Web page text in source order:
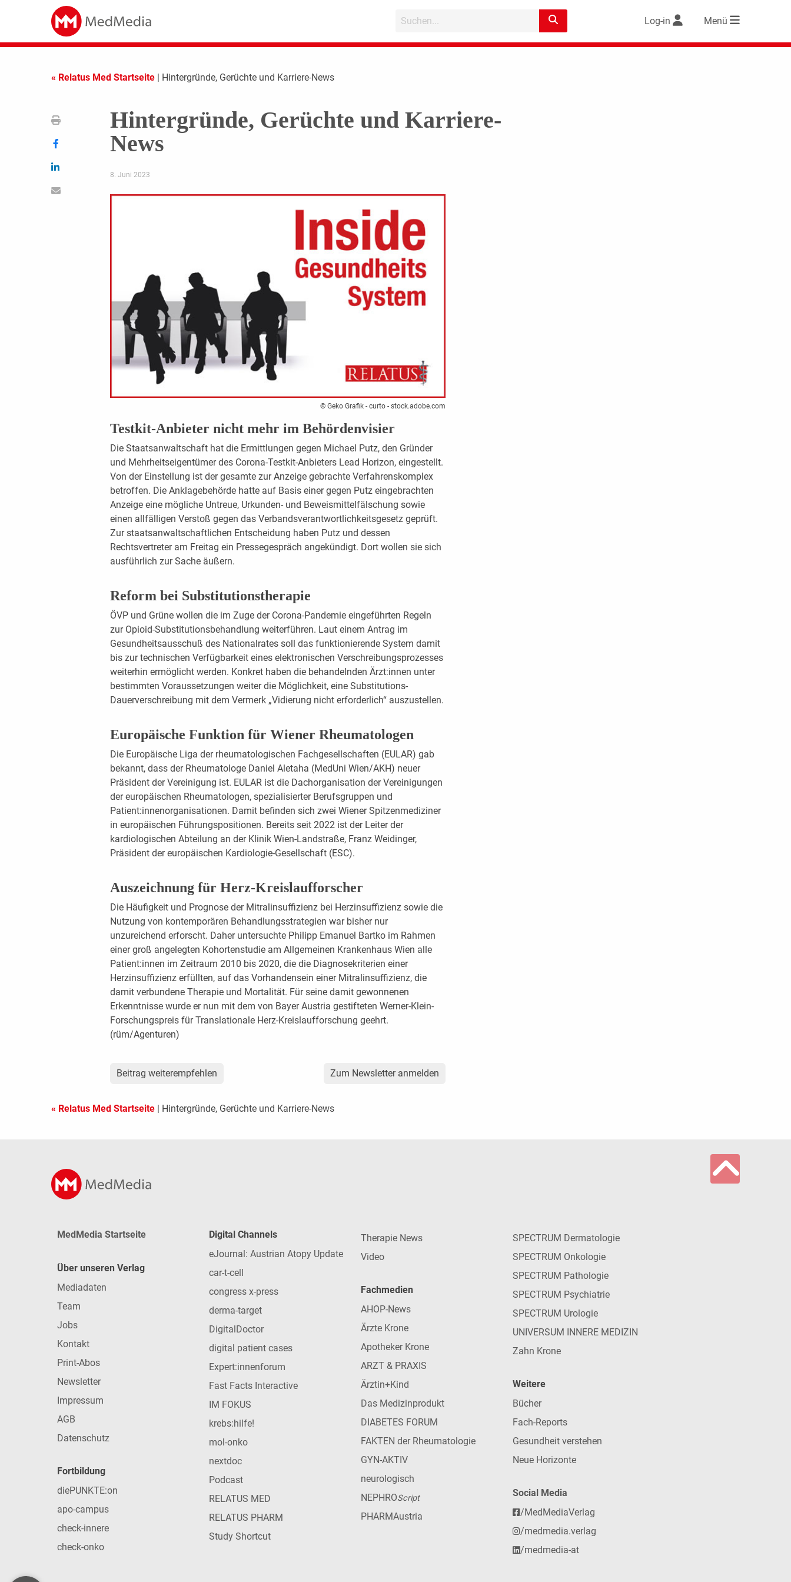
Log-in Menü
« Relatus Med Startseite | Hintergründe, Gerüchte und Karriere-News
Hintergründe, Gerüchte und Karriere-
News
8. Juni 2023
© Geko Grafik - curto - stock.adobe.com
Testkit-Anbieter nicht mehr im Behördenvisier
Die Staatsanwaltschaft hat die Ermittlungen gegen Michael Putz, den Gründer
und Mehrheitseigentümer des Corona-Testkit-Anbieters Lead Horizon, eingestellt.
Von der Einstellung ist der gesamte zur Anzeige gebrachte Verfahrenskomplex
betroffen. Die Anklagebehörde hatte auf Basis einer gegen Putz eingebrachten
Anzeige eine mögliche Untreue, Urkunden- und Beweismittelfälschung sowie
einen allfälligen Verstoß gegen das Verbandsverantwortlichkeitsgesetz geprüft.
Zur staatsanwaltschaftlichen Entscheidung haben Putz und dessen
Rechtsvertreter am Freitag ein Pressegespräch angekündigt. Dort wollen sie sich
ausführlich zur Sache äußern.
Reform bei Substitutionstherapie
ÖVP und Grüne wollen die im Zuge der Corona-Pandemie eingeführten Regeln
zur Opioid-Substitutionsbehandlung weiterführen. Laut einem Antrag im
Gesundheitsausschuß des Nationalrates soll das funktionierende System damit
bis zur technischen Verfügbarkeit eines elektronischen Verschreibungsprozesses
weiterhin ermöglicht werden. Konkret haben die behandelnden Ärzt:innen unter
bestimmten Voraussetzungen weiter die Möglichkeit, eine Substitutions-
Dauerverschreibung mit dem Vermerk „Vidierung nicht erforderlich“ auszustellen.
Europäische Funktion für Wiener Rheumatologen
Die Europäische Liga der rheumatologischen Fachgesellschaften (EULAR) gab
bekannt, dass der Rheumatologe Daniel Aletaha (MedUni Wien/AKH) neuer
Präsident der Vereinigung ist. EULAR ist die Dachorganisation der Vereinigungen
der europäischen Rheumatologen, spezialisierter Berufsgruppen und
Patient:innenorganisationen. Damit befinden sich zwei Wiener Spitzenmediziner
in europäischen Führungspositionen. Bereits seit 2022 ist der Leiter der
kardiologischen Abteilung an der Klinik Wien-Landstraße, Franz Weidinger,
Präsident der europäischen Kardiologie-Gesellschaft (ESC).
Auszeichnung für Herz-Kreislaufforscher
Die Häufigkeit und Prognose der Mitralinsuffizienz bei Herzinsuffizienz sowie die
Nutzung von kontemporären Behandlungsstrategien war bisher nur
unzureichend erforscht. Daher untersuchte Philipp Emanuel Bartko im Rahmen
einer groß angelegten Kohortenstudie am Allgemeinen Krankenhaus Wien alle
Patient:innen im Zeitraum 2010 bis 2020, die die Diagnosekriterien einer
Herzinsuffizienz erfüllten, auf das Vorhandensein einer Mitralinsuffizienz, die
damit verbundene Therapie und Mortalität. Für seine damit gewonnenen
Erkenntnisse wurde er nun mit dem von Bayer Austria gestifteten Werner-Klein-
Forschungspreis für Translationale Herz-Kreislaufforschung geehrt.
(rüm/Agenturen)
Beitrag weiterempfehlen Zum Newsletter anmelden
« Relatus Med Startseite | Hintergründe, Gerüchte und Karriere-News
MedMedia Startseite
Über unseren Verlag
Mediadaten
Team
Jobs
Kontakt
Print-Abos
Newsletter
Impressum
AGB
Datenschutz
Fortbildung
diePUNKTE:on
apo-campus
check-innere
check-onko
Digital Channels
eJournal: Austrian Atopy Update
car-t-cell
congress x-press
derma-target
DigitalDoctor
digital patient cases
Expert:innenforum
Fast Facts Interactive
IM FOKUS
krebs:hilfe!
mol-onko
nextdoc
Podcast
RELATUS MED
RELATUS PHARM
Study Shortcut
Therapie News
Video
Fachmedien
AHOP-News
Ärzte Krone
Apotheker Krone
ARZT & PRAXIS
Ärztin+Kind
Das Medizinprodukt
DIABETES FORUM
FAKTEN der Rheumatologie
GYN-AKTIV
neurologisch
NEPHROScript
PHARMAustria
SPECTRUM Dermatologie
SPECTRUM Onkologie
SPECTRUM Pathologie
SPECTRUM Psychiatrie
SPECTRUM Urologie
UNIVERSUM INNERE MEDIZIN
Zahn Krone
Weitere
Bücher
Fach-Reports
Gesundheit verstehen
Neue Horizonte
Social Media
/MedMediaVerlag
/medmedia.verlag
/medmedia-at